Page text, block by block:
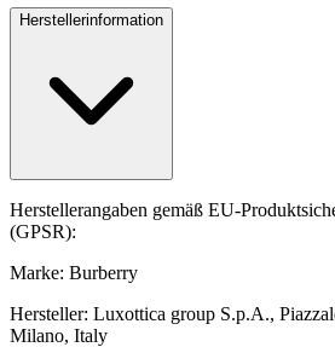
Herstellerinformation
Herstellerangaben gemäß EU-
(GPSR):
Marke: Burberry
Hersteller: Luxottica group S.p.A.,
Milano, Italy